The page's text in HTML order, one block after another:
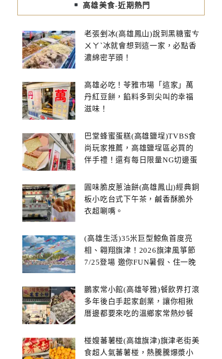
高雄美食-近期熱門
老張剉冰(高雄鳳山)說到黑糖蜜ㄘ
ㄨㄚˋ冰就會想到這一家，必點香
濃綿密芋頭！
高雄必吃！苓雅市場「這家」萬
丹紅豆餅，餡料多到尖叫的幸福
滋味！
巴堂蜂蜜蛋糕(高雄鹽埕)TVBS食
尚玩家推薦，高雄鹽埕區必買的
伴手禮！還有每日限量NG切邊蛋
圓味脆皮蔥油餅(高雄鳳山)經典銅
板小吃台式下午茶，鹹香酥脆外
衣超唰嘴。
(高雄生活)35米巨型鯨魚首度亮
相、翱翔旗津！2026旗津風箏節
7/25登場 邀你FUN暑假、住一晚
鵬家常小館(高雄苓雅)餐飲界打滾
多年後白手起家創業，讓你相揪
厝邊都要來吃的溫鄉家常熱炒餐
椪嫂蕃薯椪(高雄旗津)旗津老街美
食超人氣蕃薯椪，熱騰騰爆漿小